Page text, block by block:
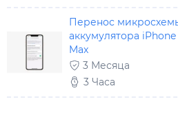
Перенос
аккумулятора iPhone
Max
3 Месяца
3 Часа